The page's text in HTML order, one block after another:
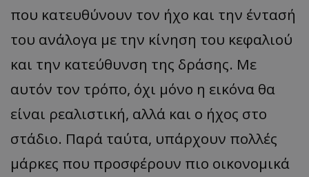
που κατευθύνουν τον ήχο και την έντασή
του ανάλογα με την κίνηση του κεφαλιού
και την κατεύθυνση της δράσης. Με
αυτόν τον τρόπο, όχι μόνο η εικόνα θα
είναι ρεαλιστική, αλλά και ο ήχος στο
στάδιο. Παρά ταύτα, υπάρχουν πολλές
μάρκες που προσφέρουν πιο οικονομικά